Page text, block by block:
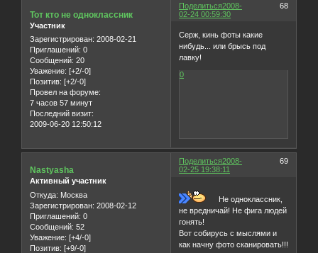
Поделиться 68
2008-
02-24 00:59:30
Тот кто не одноклассник
Участник
Зарегистрирован: 2008-02-21
Приглашений: 0
Сообщений: 20
Уважение: [+2/-0]
Позитив: [+2/-0]
Провел на форуме:
7 часов 57 минут
Последний визит:
2009-06-20 12:50:12
Серж, кинь фоты какие
нибудь... или брысь под
лавку!
0
Поделиться 69
2008-
02-25 19:38:11
Nastyasha
Активный участник
Откуда: Москва
Зарегистрирован: 2008-02-12
Приглашений: 0
Сообщений: 52
Уважение: [+4/-0]
Позитив: [+9/-0]
Не одноклассник,
не вредничай! Не фига людей
гонять!
Вот собирусь с мыслями и
как начну фото сканировать!!!